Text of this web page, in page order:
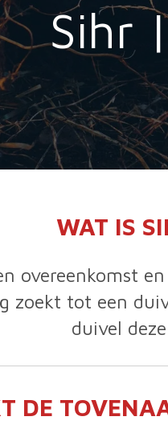
Sihr
WAT IS
overeenkomst en
zoekt tot een
duivel
DE